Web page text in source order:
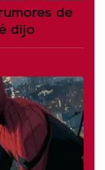
de
dijo